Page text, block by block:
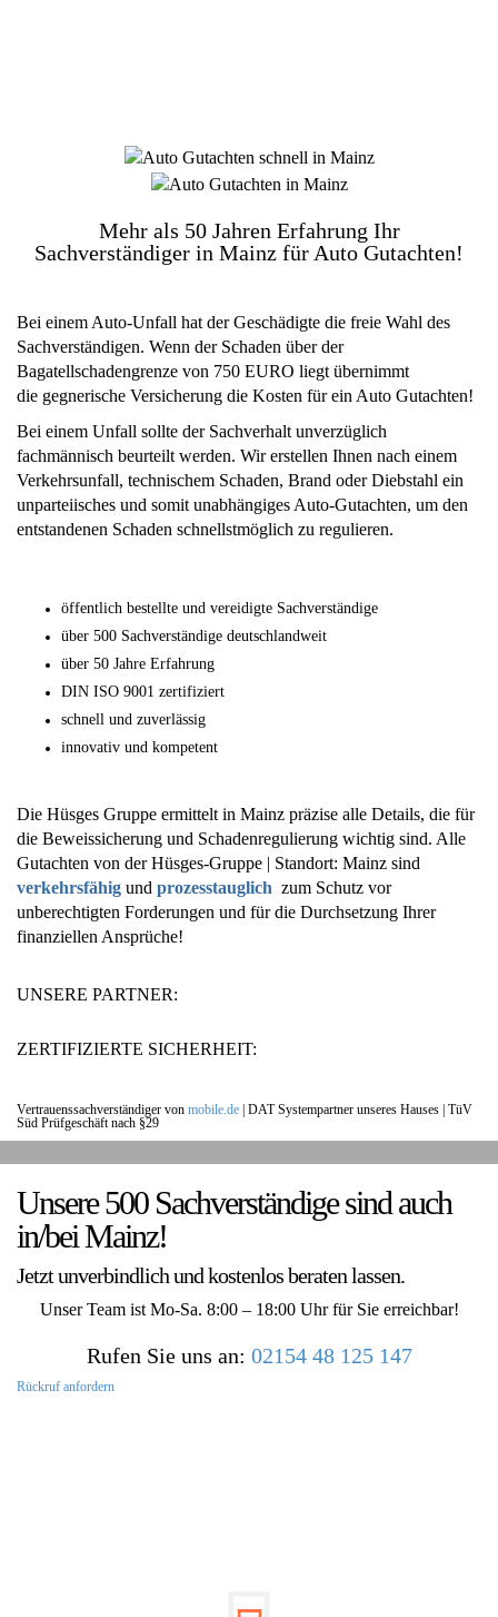
Mehr als 50 Jahren Erfahrung Ihr
Sachverständiger in Mainz für Auto Gutachten!
Bei einem Auto-Unfall hat der Geschädigte die freie Wahl des
Sachverständigen. Wenn der Schaden über der
Bagatellschadengrenze von 750 EURO liegt übernimmt
die gegnerische Versicherung die Kosten für ein Auto Gutachten!
Bei einem Unfall sollte der Sachverhalt unverzüglich
fachmännisch beurteilt werden. Wir erstellen Ihnen nach einem
Verkehrsunfall, technischem Schaden, Brand oder Diebstahl ein
unparteiisches und somit unabhängiges Auto-Gutachten, um den
entstandenen Schaden schnellstmöglich zu regulieren.
öffentlich bestellte und vereidigte Sachverständige
über 500 Sachverständige deutschlandweit
über 50 Jahre Erfahrung
DIN ISO 9001 zertifiziert
schnell und zuverlässig
innovativ und kompetent
Die Hüsges Gruppe ermittelt in Mainz präzise alle Details, die für
die Beweissicherung und Schadenregulierung wichtig sind. Alle
Gutachten von der Hüsges-Gruppe | Standort: Mainz sind
verkehrsfähig und prozesstauglich zum Schutz vor
unberechtigten Forderungen und für die Durchsetzung Ihrer
finanziellen Ansprüche!
UNSERE PARTNER:
ZERTIFIZIERTE SICHERHEIT:
Vertrauenssachverständiger von mobile.de | DAT Systempartner unseres Hauses | TüV
Süd Prüfgeschäft nach §29
Unsere 500 Sachverständige sind auch
in/bei Mainz!
Jetzt unverbindlich und kostenlos beraten lassen.
Unser Team ist Mo-Sa. 8:00 – 18:00 Uhr für Sie erreichbar!
Rufen Sie uns an: 02154 48 125 147
Rückruf anfordern